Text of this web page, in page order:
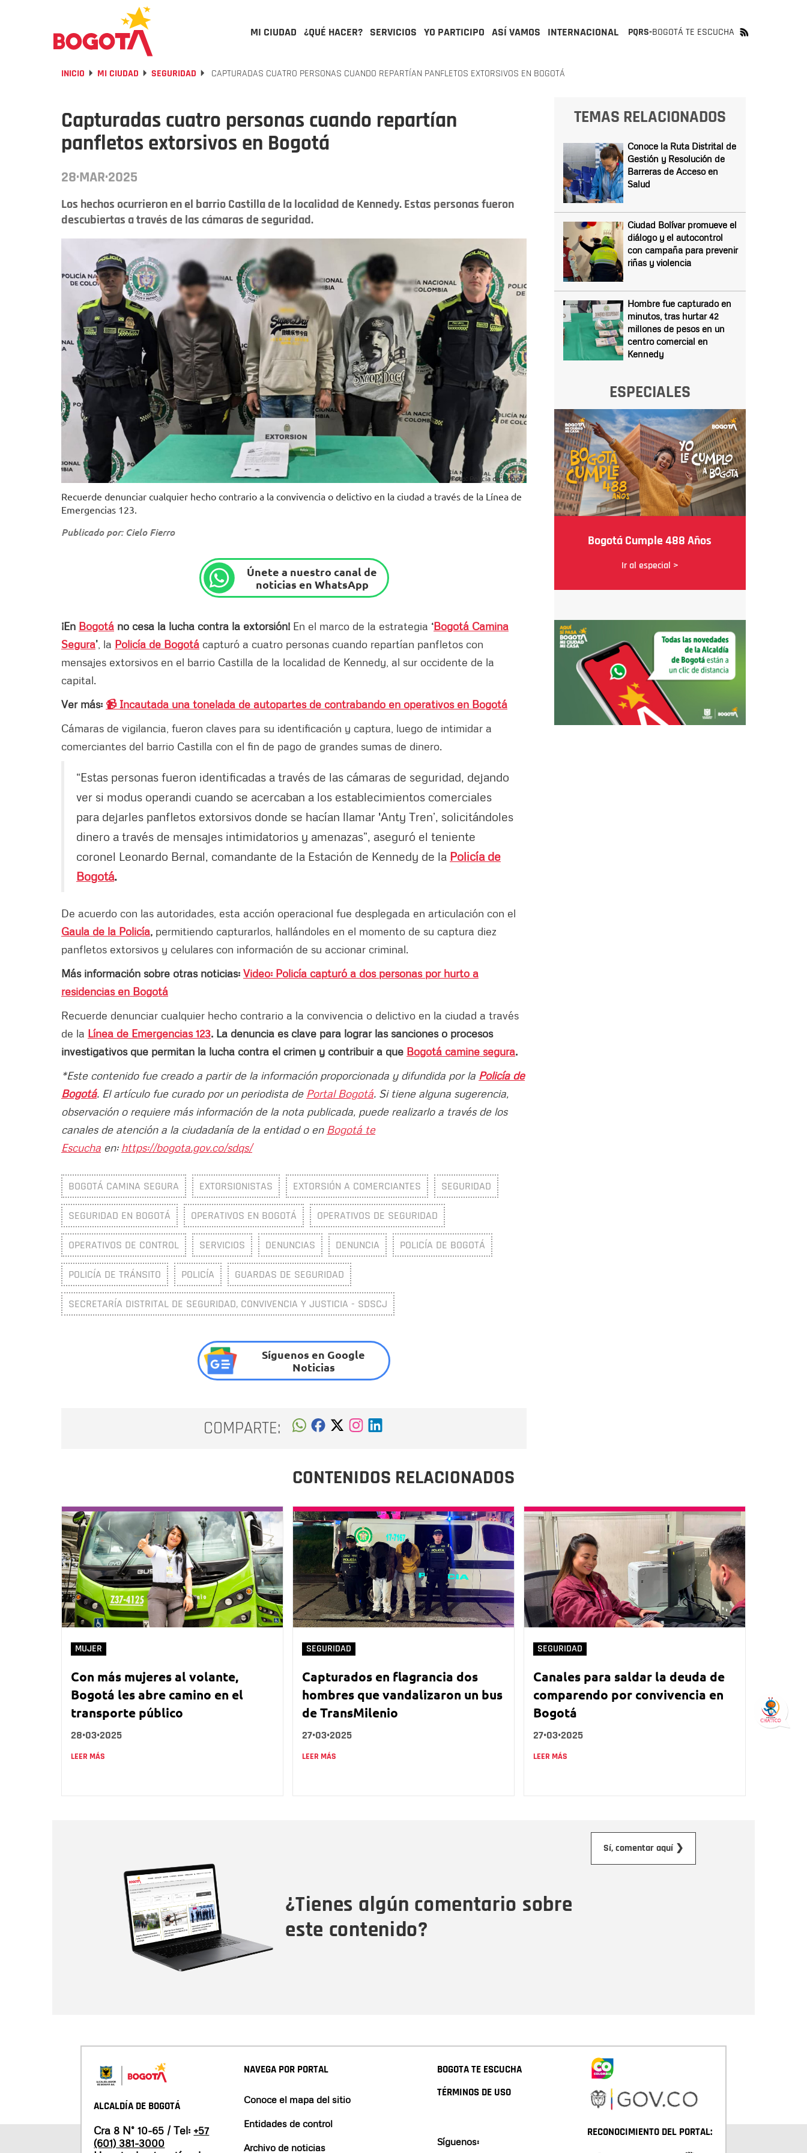
MI CIUDAD ¿QUÉ HACER? SERVICIOS YO PARTICIPO ASÍ VAMOS INTERNACIONAL PQRS-BOGOTÁ TE ESCUCHA
INICIO MI CIUDAD SEGURIDAD CAPTURADAS CUATRO PERSONAS CUANDO REPARTÍAN PANFLETOS EXTORSIVOS EN BOGOTÁ
Capturadas cuatro personas cuando repartían
panfletos extorsivos en Bogotá
28·MAR·2025
Los hechos ocurrieron en el barrio Castilla de la localidad de Kennedy. Estas personas fueron
descubiertas a través de las cámaras de seguridad.
Foto: Policía de Bogotá
Recuerde denunciar cualquier hecho contrario a la convivencia o delictivo en la ciudad a través de la Línea de
Emergencias 123.
Publicado por: Cielo Fierro
Únete a nuestro canal de
noticias en WhatsApp
¡En Bogotá no cesa la lucha contra la extorsión! En el marco de la estrategia ‘Bogotá Camina
Segura’ , la Policía de Bogotá capturó a cuatro personas cuando repartían panfletos con
mensajes extorsivos en el barrio Castilla de la localidad de Kennedy, al sur occidente de la
capital.
Ver más: 📹 Incautada una tonelada de autopartes de contrabando en operativos en Bogotá
Cámaras de vigilancia, fueron claves para su identificación y captura, luego de intimidar a
comerciantes del barrio Castilla con el fin de pago de grandes sumas de dinero.
“Estas personas fueron identificadas a través de las cámaras de seguridad, dejando
ver si modus operandi cuando se acercaban a los establecimientos comerciales
para dejarles panfletos extorsivos donde se hacían llamar 'Anty Tren’, solicitándoles
dinero a través de mensajes intimidatorios y amenazas”, aseguró el teniente
coronel Leonardo Bernal, comandante de la Estación de Kennedy de la Policía de
Bogotá.
De acuerdo con las autoridades, esta acción operacional fue desplegada en articulación con el
Gaula de la Policía, permitiendo capturarlos, hallándoles en el momento de su captura diez
panfletos extorsivos y celulares con información de su accionar criminal.
Más información sobre otras noticias: Video: Policía capturó a dos personas por hurto a
residencias en Bogotá
Recuerde denunciar cualquier hecho contrario a la convivencia o delictivo en la ciudad a través
de la Línea de Emergencias 123. La denuncia es clave para lograr las sanciones o procesos
investigativos que permitan la lucha contra el crimen y contribuir a que Bogotá camine segura.
*Este contenido fue creado a partir de la información proporcionada y difundida por la Policía de
Bogotá. El artículo fue curado por un periodista de Portal Bogotá. Si tiene alguna sugerencia,
observación o requiere más información de la nota publicada, puede realizarlo a través de los
canales de atención a la ciudadanía de la entidad o en Bogotá te
Escucha en: https://bogota.gov.co/sdqs/
BOGOTÁ CAMINA SEGURA EXTORSIONISTAS EXTORSIÓN A COMERCIANTES SEGURIDAD
SEGURIDAD EN BOGOTÁ OPERATIVOS EN BOGOTÁ OPERATIVOS DE SEGURIDAD
OPERATIVOS DE CONTROL SERVICIOS DENUNCIAS DENUNCIA POLICÍA DE BOGOTÁ
POLICÍA DE TRÁNSITO POLICÍA GUARDAS DE SEGURIDAD
SECRETARÍA DISTRITAL DE SEGURIDAD, CONVIVENCIA Y JUSTICIA - SDSCJ
Síguenos en Google
Noticias
COMPARTE:
TEMAS RELACIONADOS
Conoce la Ruta Distrital de
Gestión y Resolución de
Barreras de Acceso en
Salud
Ciudad Bolívar promueve el
diálogo y el autocontrol
con campaña para prevenir
riñas y violencia
Hombre fue capturado en
minutos, tras hurtar 42
millones de pesos en un
centro comercial en
Kennedy
ESPECIALES
Bogotá Cumple 488 Años
Ir al especial >
CONTENIDOS RELACIONADOS
MUJER
Con más mujeres al volante,
Bogotá les abre camino en el
transporte público
28•03•2025
LEER MÁS
SEGURIDAD
Capturados en flagrancia dos
hombres que vandalizaron un bus
de TransMilenio
27•03•2025
LEER MÁS
SEGURIDAD
Canales para saldar la deuda de
comparendo por convivencia en
Bogotá
27•03•2025
LEER MÁS
¿Tienes algún comentario sobre
este contenido?
Sí, comentar aquí ❯
ALCALDÍA DE BOGOTÁ
Cra 8 N° 10-65 / Tel: +57
(601) 381-3000
NAVEGA POR PORTAL
Conoce el mapa del sitio
Entidades de control
Archivo de noticias
BOGOTA TE ESCUCHA
TÉRMINOS DE USO
Síguenos:
RECONOCIMIENTO DEL PORTAL: